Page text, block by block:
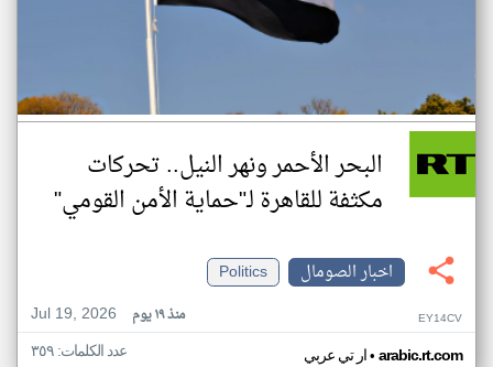
البحر الأحمر ونهر النيل.. تحركات
مكثفة للقاهرة لـ"حماية الأمن القومي"
اخبار الصومال
Politics
Jul 19, 2026
منذ ١٩ يوم EY14CV
ار تي عربي• arabic.rt.com عدد الكلمات: ٣٥٩